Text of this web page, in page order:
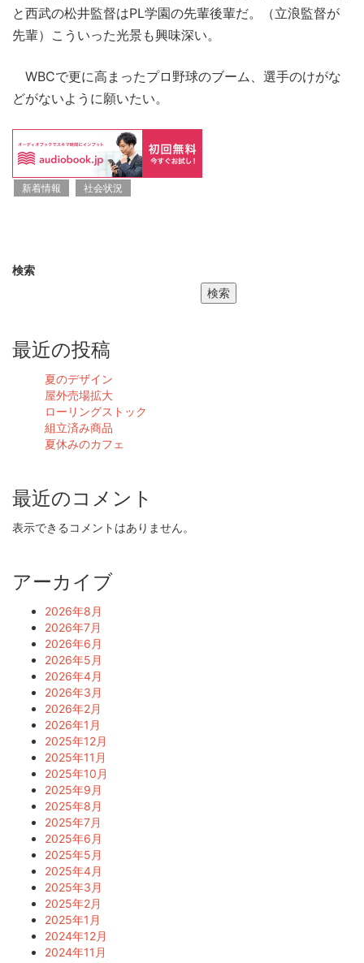
と西武の松井監督はPL学園の先輩後輩だ。（立浪監督が
先輩）こういった光景も興味深い。
WBCで更に高まったプロ野球のブーム、選手のけがな
どがないように願いたい。
新着情報 社会状況
検索
検索
最近の投稿
夏のデザイン
屋外売場拡大
ローリングストック
組立済み商品
夏休みのカフェ
最近のコメント
表示できるコメントはありません。
アーカイブ
2026年8月
2026年7月
2026年6月
2026年5月
2026年4月
2026年3月
2026年2月
2026年1月
2025年12月
2025年11月
2025年10月
2025年9月
2025年8月
2025年7月
2025年6月
2025年5月
2025年4月
2025年3月
2025年2月
2025年1月
2024年12月
2024年11月